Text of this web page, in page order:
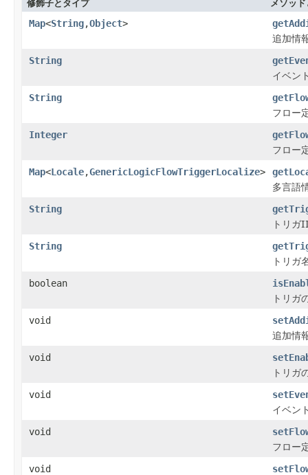
修飾子とタイプ メソッ
Map<String,Object>
追加情
String
イベン
String
フロー
Integer
フロー
Map<Locale,GenericLogicFlowTriggerLocalize>
多言語
String
トリガ
String
トリガ
boolean
トリガ
void
追加情
void
トリガ
void
イベン
void
フロー
void